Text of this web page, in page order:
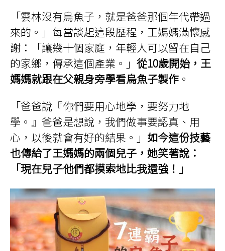
「雲林沒有烏魚子，就是爸爸那個年代帶過
來的。」每當談起這段歷程，王媽媽滿懷感
謝：「讓幾十個家庭，年輕人可以留在自己
的家鄉，傳承這個產業。」 從10歲開始，王
媽媽就跟在父親身旁學看烏魚子製作 。
「爸爸說『你們要用心地學，要努力地
學。』爸爸是想說，我們做事要認真、用
心，以後就會有好的結果。」 如今這份技藝
也傳給了王媽媽的兩個兒子，她笑著說：
「現在兒子他們都摸索地比我還強！」